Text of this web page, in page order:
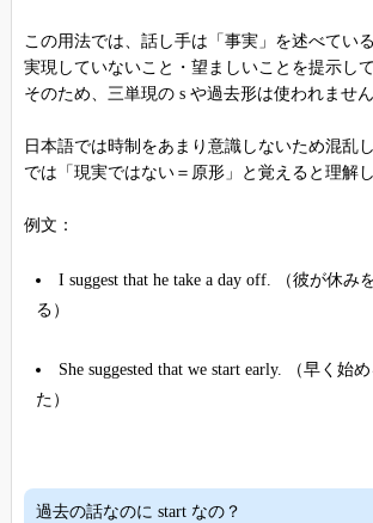
この用法では、話し手は「事実」を述べてい
実現していないこと・望ましいことを提示して
そのため、三単現の s や過去形は使われません
日本語では時制をあまり意識しないため混乱
では「現実ではない＝原形」と覚えると理解
例文：
I suggest that he take a day off. （彼が休み
る）
She suggested that we start early. （早く始
た）
過去の話なのに start なの？